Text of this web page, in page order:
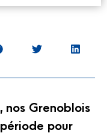
nos Grenoblois
pour